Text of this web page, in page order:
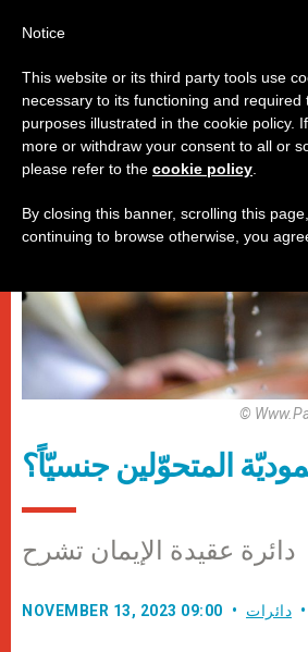
دائرات
©
المتحوّلين جنسيّاً؟
دائرة عقيدة الإيمان تشرح
NOVEMBER 13, 2023 09:00 دائرات
Notice
This website or its third party tools use
necessary to its functioning and required
purposes illustrated in the cookie policy.
more or withdraw your consent to all or
please refer to the cookie policy
By closing this banner, scrolling this
continuing to browse otherwise, you